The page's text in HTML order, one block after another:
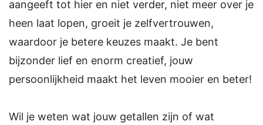
aangeeft tot hier en niet verder, niet meer over je
heen laat lopen, groeit je zelfvertrouwen,
waardoor je betere keuzes maakt. Je bent
bijzonder lief en enorm creatief, jouw
persoonlijkheid maakt het leven mooier en beter!
Wil je weten wat jouw getallen zijn of wat